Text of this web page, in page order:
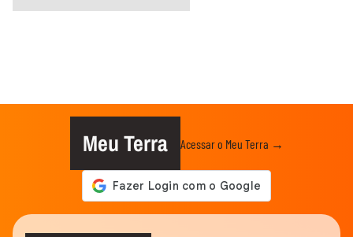
Meu Terra Acessar o Meu Terra →